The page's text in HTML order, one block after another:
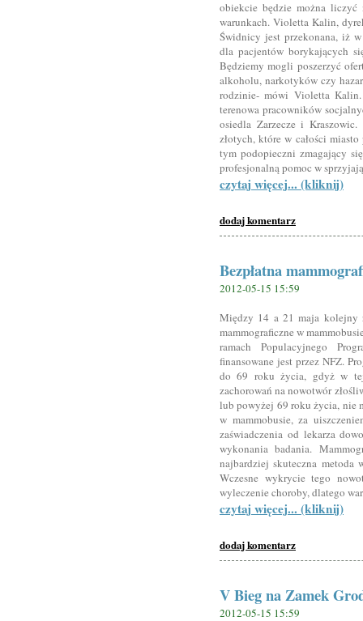
obiekcie będzie można liczyć
warunkach. Violetta Kalin,
Świdnicy jest przekonana, iż
dla pacjentów borykających
Będziemy mogli poszerzyć
alkoholu, narkotyków czy
rodzinie- mówi Violetta
terenowa pracowników
osiedla Zarzecze i
złotych, które w całości
tym podopieczni zmagający
profesjonalną pomoc w
czytaj więcej... (kliknij)
dodaj komentarz
Bezpłatna
2012-05-15 15:59
Między 14 a 21 maja kolejny
mammograficzne w
ramach Populacyjnego
finansowane jest przez NFZ.
do 69 roku życia, gdyż w
zachorowań na nowotwór
lub powyżej 69 roku życia, nie
w mammobusie, za
zaświadczenia od lekarza
wykonania badania.
najbardziej skuteczna metoda
Wczesne wykrycie tego
wyleczenie choroby, dlatego
czytaj więcej... (kliknij)
dodaj komentarz
V Bieg na Zamek
2012-05-15 15:59